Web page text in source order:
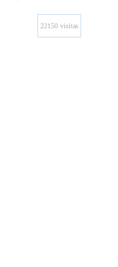
22150 visitas